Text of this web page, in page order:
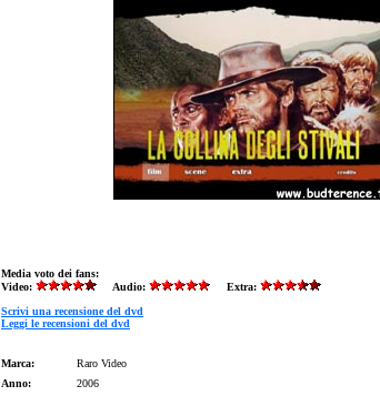
Media voto dei fans:
Video:
Audio:
Extra:
Scrivi una recensione del dvd
Leggi le recensioni del dvd
Marca:
Raro Video
Anno:
2006